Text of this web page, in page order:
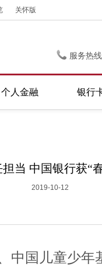
关怀版
服务热
个人金融 银行
当 中国银行获“
2019-10-12
中国儿童少年